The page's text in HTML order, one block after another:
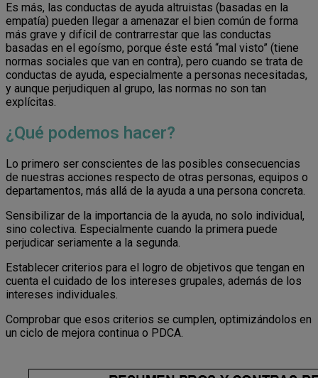
Es más, las conductas de ayuda altruistas (basadas en la
empatía) pueden llegar a amenazar el bien común de forma
más grave y difícil de contrarrestar que las conductas
basadas en el egoísmo, porque éste está “mal visto” (tiene
normas sociales que van en contra), pero cuando se trata de
conductas de ayuda, especialmente a personas necesitadas,
y aunque perjudiquen al grupo, las normas no son tan
explícitas.
¿Qué podemos hacer?
Lo primero ser conscientes de las posibles consecuencias
de nuestras acciones respecto de otras personas, equipos o
departamentos, más allá de la ayuda a una persona concreta.
Sensibilizar de la importancia de la ayuda, no solo individual,
sino colectiva. Especialmente cuando la primera puede
perjudicar seriamente a la segunda.
Establecer criterios para el logro de objetivos que tengan en
cuenta el cuidado de los intereses grupales, además de los
intereses individuales.
Comprobar que esos criterios se cumplen, optimizándolos en
un ciclo de mejora continua o PDCA.